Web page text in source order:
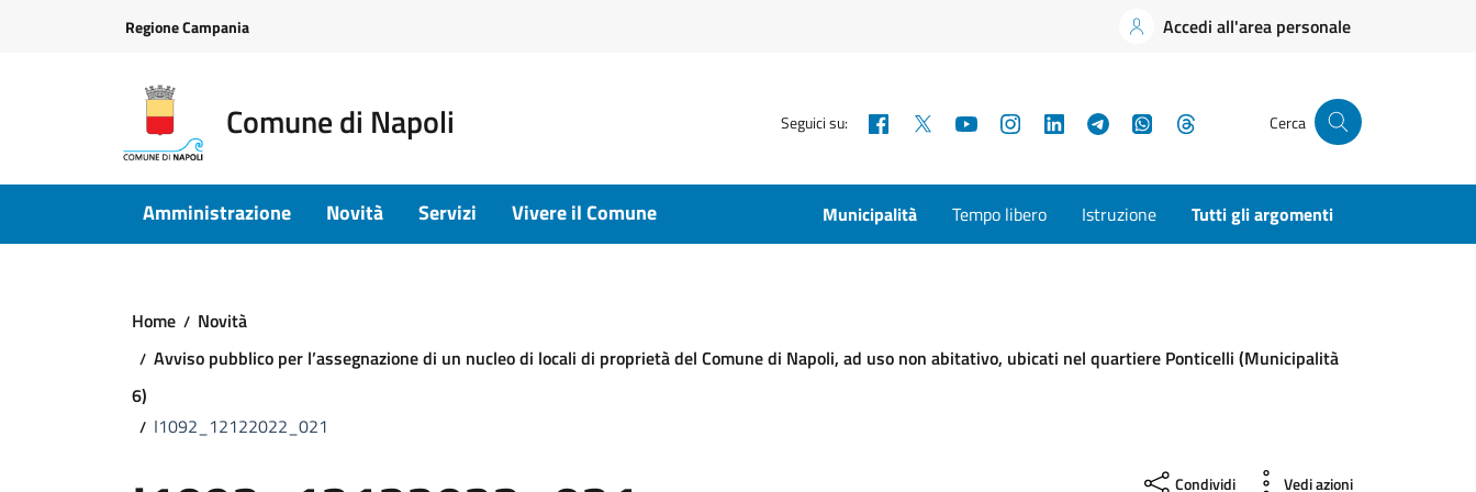
Regione Campania Accedi all'area personale
Comune di Napoli Seguici su: Facebook YouTubeInstagramLinkedInTelegramWhatsApp Cerca
Amministrazione Novità Servizi Vivere il Comune Municipalità Tempo libero Istruzione Tutti gli argomenti
Home
Novità
Avviso pubblico per l’assegnazione di un nucleo di locali di proprietà del Comune di Napoli, ad uso non abitativo, ubicati nel quartiere Ponticelli (Municipalità
6)
I1092_12122022_021
Condividi Vedi azioni